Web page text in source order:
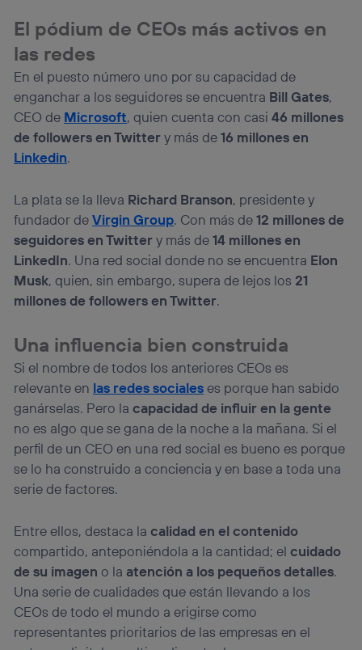
El pódium de CEOs más activos en
las redes
En el puesto número uno por su capacidad de
enganchar a los seguidores se encuentra Bill Gates,
CEO de Microsoft, quien cuenta con casi46 millones
de followers en Twittery más de16 millones en
Linkedin.
La plata se la lleva Richard Branson, presidente y
fundador deVirgin Group. Con más de12 millones de
seguidores en Twittery más de14 millones en
LinkedIn. Una red social donde no se encuentra Elon
Musk, quien, sin embargo, supera de lejos los 21
millones de followers en Twitter.
Una influencia bien construida
Si el nombre de todos los anteriores CEOs es
relevante en las redes socialeses porque han sabido
ganárselas. Pero lacapacidad de influir en la gente
no es algo que se gana de la noche a la mañana. Si el
perfil de un CEO en una red social es bueno es porque
se lo ha construido a conciencia y en base a toda una
serie de factores.
Entre ellos, destaca lacalidad en el contenido
compartido, anteponiéndola a la cantidad; elcuidado
de su imagen o la atención a los pequeños detalles.
Una serie de cualidades que están llevando a los
CEOs de todo el mundo a erigirse como
representantes prioritarios de las empresas en el